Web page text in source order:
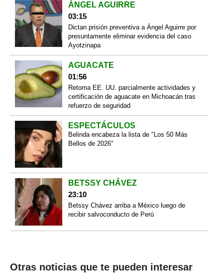
ÁNGEL AGUIRRE
03:15
Dictan prisión preventiva a Ángel Aguirre por
presuntamente eliminar evidencia del caso
Ayotzinapa
AGUACATE
01:56
Retoma EE. UU. parcialmente actividades y
certificación de aguacate en Michoacán tras
refuerzo de seguridad
ESPECTÁCULOS
Belinda encabeza la lista de "Los 50 Más
Bellos de 2026"
BETSSY CHÁVEZ
23:10
Betssy Chávez arriba a México luego de
recibir salvoconducto de Perú
Otras noticias que te pueden interesar